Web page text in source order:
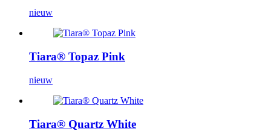
nieuw
Tiara® Topaz Pink
nieuw
Tiara® Quartz White